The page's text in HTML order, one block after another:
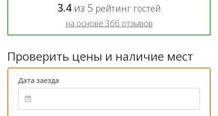
3.4из 5 рейтинг гостей
на основе 366 отзывов
Проверить цены и наличие мест
Дата заезда